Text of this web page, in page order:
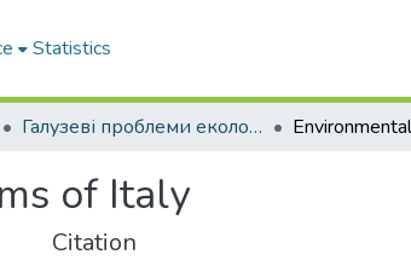
Statistics
Галузеві прoблеми екoлoгічнoї безпеки
of Italy
Citation